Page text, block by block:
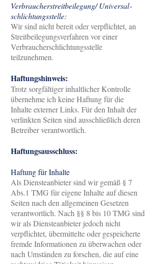
Verbraucher­streit­beilegung/ Universal­
schlichtungs­stelle:
Wir sind nicht bereit oder verpflichtet, an
Streitbeilegungsverfahren vor einer
Verbraucherschlichtungsstelle
teilzunehmen.
Haftungshinweis:
Trotz sorgfältiger inhaltlicher Kontrolle
übernehme ich keine Haftung für die
Inhalte externer Links. Für den Inhalt der
verlinkten Seiten sind ausschließlich deren
Betreiber verantwortlich.
Haftungsausschluss:
Haftung für Inhalte
Als Diensteanbieter sind wir gemäß § 7
Abs.1 TMG für eigene Inhalte auf diesen
Seiten nach den allgemeinen Gesetzen
verantwortlich. Nach §§ 8 bis 10 TMG sind
wir als Diensteanbieter jedoch nicht
verpflichtet, übermittelte oder gespeicherte
fremde Informationen zu überwachen oder
nach Umständen zu forschen, die auf eine